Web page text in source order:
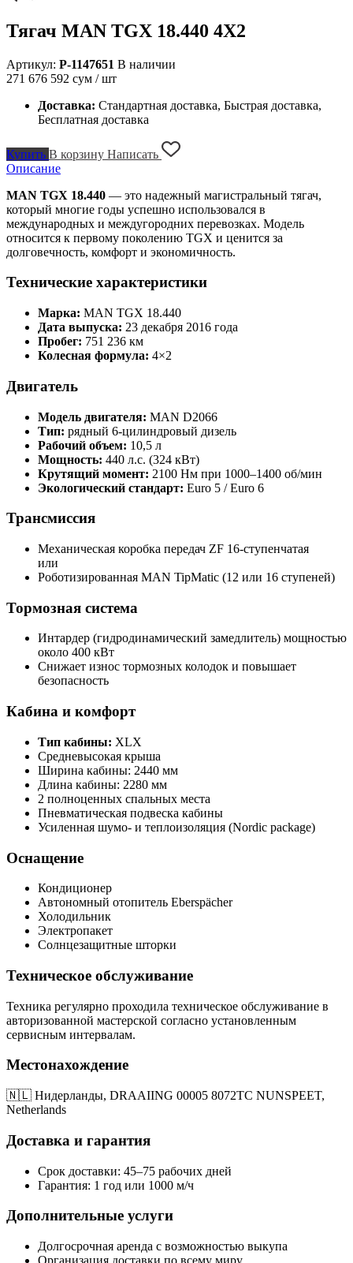
Тягач MAN TGX 18.440 4X2
Артикул: P-1147651 В наличии
271 676 592 сум / шт
Доставка: Стандартная доставка, Быстрая доставка,
Бесплатная доставка
Купить В корзину Написать
Описание
MAN TGX 18.440 — это надежный магистральный тягач,
который многие годы успешно использовался в
международных и междугородних перевозках. Модель
относится к первому поколению TGX и ценится за
долговечность, комфорт и экономичность.
Технические характеристики
Марка: MAN TGX 18.440
Дата выпуска: 23 декабря 2016 года
Пробег: 751 236 км
Колесная формула: 4×2
Двигатель
Модель двигателя: MAN D2066
Тип: рядный 6-цилиндровый дизель
Рабочий объем: 10,5 л
Мощность: 440 л.с. (324 кВт)
Крутящий момент: 2100 Нм при 1000–1400 об/мин
Экологический стандарт: Euro 5 / Euro 6
Трансмиссия
Механическая коробка передач ZF 16-ступенчатая
или
Роботизированная MAN TipMatic (12 или 16 ступеней)
Тормозная система
Интардер (гидродинамический замедлитель) мощностью
около 400 кВт
Снижает износ тормозных колодок и повышает
безопасность
Кабина и комфорт
Тип кабины: XLX
Средневысокая крыша
Ширина кабины: 2440 мм
Длина кабины: 2280 мм
2 полноценных спальных места
Пневматическая подвеска кабины
Усиленная шумо- и теплоизоляция (Nordic package)
Оснащение
Кондиционер
Автономный отопитель Eberspächer
Холодильник
Электропакет
Солнцезащитные шторки
Техническое обслуживание
Техника регулярно проходила техническое обслуживание в
авторизованной мастерской согласно установленным
сервисным интервалам.
Местонахождение
🇳🇱 Нидерланды, DRAAIING 00005 8072TC NUNSPEET,
Netherlands
Доставка и гарантия
Срок доставки: 45–75 рабочих дней
Гарантия: 1 год или 1000 м/ч
Дополнительные услуги
Долгосрочная аренда с возможностью выкупа
Организация доставки по всему миру